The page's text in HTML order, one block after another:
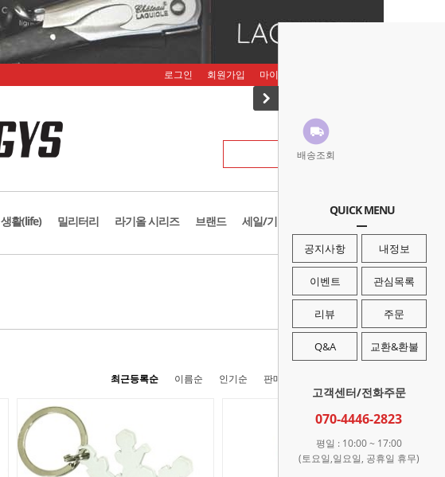
배송조회
QUICK MENU
공지사항 내정보
이벤트 관심목록
리뷰 주문
Q&A 교환&환불
고객센터/전화주문
070-4446-2823
평일 : 10:00 ~ 17:00
(토요일,일요일, 공휴일 휴무)
로그인 회원가입 마이페이지
생활(life) 밀리터리 라기올 시리즈 브랜드 세일/기획존
최근등록순 이름순 인기순 판매순